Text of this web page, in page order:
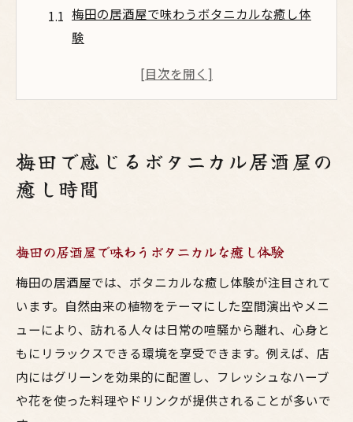
梅田の居酒屋で味わうボタニカルな癒し体
験
大阪で注目のボタニカル居酒屋の魅力とは
Botanico扇町公園のメニューを満喫する方
法
焼鳥とお酒の相性を大阪で体感しよう
緑あふれる空間で焼鳥とお酒を堪能する秘
訣
梅田で感じるボタニカル居酒屋の
癒し時間
梅田の居酒屋で味わうボタニカルな癒し体験
梅田の居酒屋では、ボタニカルな癒し体験が注目されて
います。自然由来の植物をテーマにした空間演出やメニ
ューにより、訪れる人々は日常の喧騒から離れ、心身と
もにリラックスできる環境を享受できます。例えば、店
内にはグリーンを効果的に配置し、フレッシュなハーブ
や花を使った料理やドリンクが提供されることが多いで